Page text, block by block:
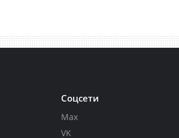
Соцсети
Max
VK